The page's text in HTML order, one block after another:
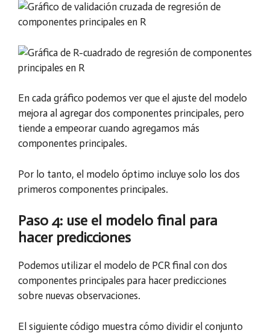
En cada gráfico podemos ver que el ajuste del modelo
mejora al agregar dos componentes principales, pero
tiende a empeorar cuando agregamos más
componentes principales.
Por lo tanto, el modelo óptimo incluye solo los dos
primeros componentes principales.
Paso 4: use el modelo final para
hacer predicciones
Podemos utilizar el modelo de PCR final con dos
componentes principales para hacer predicciones
sobre nuevas observaciones.
El siguiente código muestra cómo dividir el conjunto